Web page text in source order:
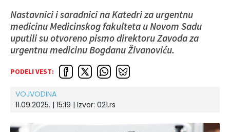
Nastavnici i saradnici na Katedri za urgentnu
medicinu Medicinskog fakulteta u Novom Sadu
uputili su otvoreno pismo direktoru Zavoda za
urgentnu medicinu Bogdanu Živanoviću.
PODELI VEST:
VOJVODINA
11.09.2025. | 15:19 | Izvor: 021.rs